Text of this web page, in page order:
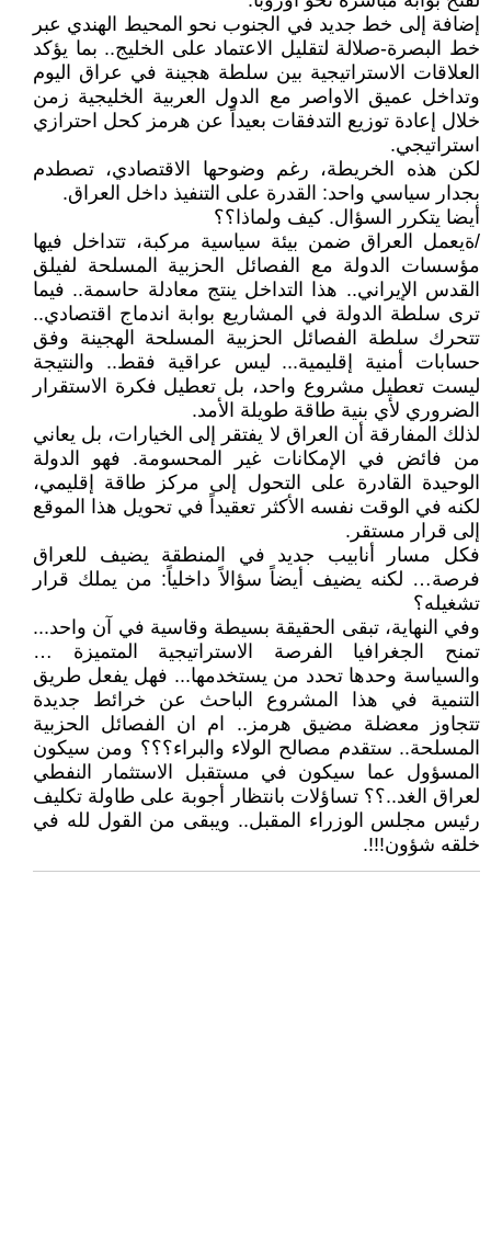
إضافة إلى خط جديد في الجنوب نحو المحيط الهندي عبر
خط البصرة-صلالة لتقليل الاعتماد على الخليج.. بما يؤكد
العلاقات الاستراتيجية بين سلطة هجينة في عراق اليوم
وتداخل عميق الاواصر مع الدول العربية الخليجية زمن
خلال إعادة توزيع التدفقات بعيداً عن هرمز كحل احترازي
استراتيجي.
لكن هذه الخريطة، رغم وضوحها الاقتصادي، تصطدم
بجدار سياسي واحد: القدرة على التنفيذ داخل العراق.
أيضا يتكرر السؤال. كيف ولماذا؟؟
/ةيعمل العراق ضمن بيئة سياسية مركبة، تتداخل فيها
مؤسسات الدولة مع الفصائل الحزبية المسلحة لفيلق
القدس الإيراني.. هذا التداخل ينتج معادلة حاسمة.. فيما
ترى سلطة الدولة في المشاريع بوابة اندماج اقتصادي..
تتحرك سلطة الفصائل الحزبية المسلحة الهجينة وفق
حسابات أمنية إقليمية... ليس عراقية فقط.. والنتيجة
ليست تعطيل مشروع واحد، بل تعطيل فكرة الاستقرار
الضروري لأي بنية طاقة طويلة الأمد.
لذلك المفارقة أن العراق لا يفتقر إلى الخيارات، بل يعاني
من فائض في الإمكانات غير المحسومة. فهو الدولة
الوحيدة القادرة على التحول إلى مركز طاقة إقليمي،
لكنه في الوقت نفسه الأكثر تعقيداً في تحويل هذا الموقع
إلى قرار مستقر.
فكل مسار أنابيب جديد في المنطقة يضيف للعراق
فرصة… لكنه يضيف أيضاً سؤالاً داخلياً: من يملك قرار
تشغيله؟
وفي النهاية، تبقى الحقيقة بسيطة وقاسية في آن واحد...
تمنح الجغرافيا الفرصة الاستراتيجية المتميزة …
والسياسة وحدها تحدد من يستخدمها... فهل يفعل طريق
التنمية في هذا المشروع الباحث عن خرائط جديدة
تتجاوز معضلة مضيق هرمز.. ام ان الفصائل الحزبية
المسلحة.. ستقدم مصالح الولاء والبراء؟؟؟ ومن سيكون
المسؤول عما سيكون في مستقبل الاستثمار النفطي
لعراق الغد..؟؟ تساؤلات بانتظار أجوبة على طاولة تكليف
رئيس مجلس الوزراء المقبل.. ويبقى من القول لله في
خلقه شؤون!!!.